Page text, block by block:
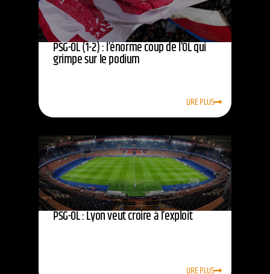
PSG-OL (1-2) : l’énorme coup de l’OL qui
grimpe sur le podium
LIRE PLUS
PSG-OL : Lyon veut croire à l’exploit
LIRE PLUS